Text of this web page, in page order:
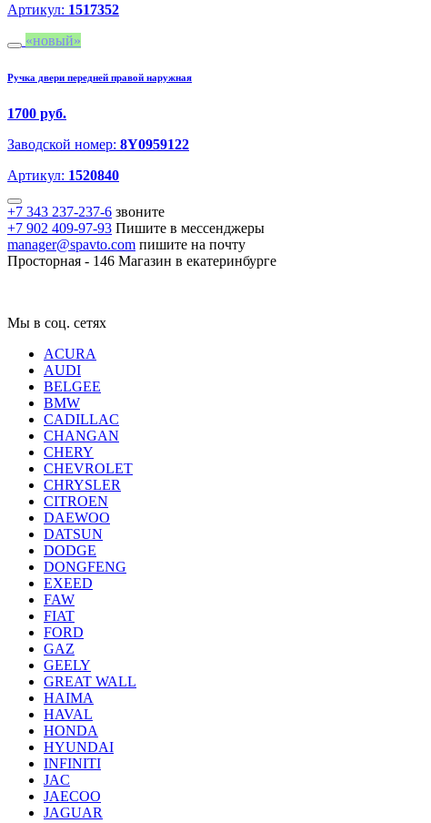
Артикул: 1517352
новый
Ручка двери передней правой наружная
1700 руб.
Заводской номер: 8Y0959122
Артикул: 1520840
+7 343 237-237-6 звоните
+7 902 409-97-93 Пишите в мессенджеры
manager@spavto.com пишите на почту
Просторная - 146 Магазин в екатеринбурге
Мы в соц. сетях
ACURA
AUDI
BELGEE
BMW
CADILLAC
CHANGAN
CHERY
CHEVROLET
CHRYSLER
CITROEN
DAEWOO
DATSUN
DODGE
DONGFENG
EXEED
FAW
FIAT
FORD
GAZ
GEELY
GREAT WALL
HAIMA
HAVAL
HONDA
HYUNDAI
INFINITI
JAC
JAECOO
JAGUAR